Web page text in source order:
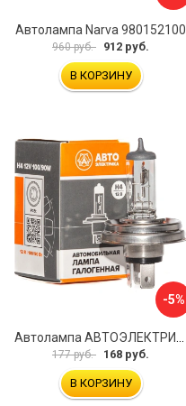
Автолампа Narva 980152100
960 руб. 912 руб.
В КОРЗИНУ
-5%
177 руб. 168 руб.
В КОРЗИНУ